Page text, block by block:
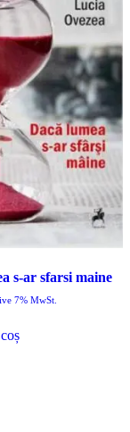
s-ar sfarsi maine
7% MwSt.